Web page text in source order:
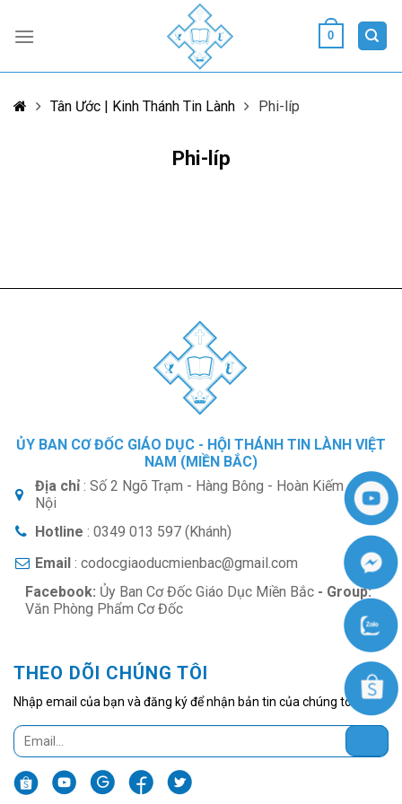
0
Tân Ước | Kinh Thánh Tin Lành Phi-líp
Phi-líp
ỦY BAN CƠ ĐỐC GIÁO DỤC - HỘI THÁNH TIN LÀNH VIỆT
NAM (MIỀN BẮC)
Địa chỉ : Số 2 Ngõ Trạm - Hàng Bông - Hoàn Kiếm - Hà
Nội
Hotline : 0349 013 597 (Khánh)
Email : codocgiaoducmienbac@gmail.com
Facebook: Ủy Ban Cơ Đốc Giáo Dục Miền Bắc- Group:
Văn Phòng Phẩm Cơ Đốc
THEO DÕI CHÚNG TÔI
Nhập email của bạn và đăng ký để nhận bản tin của chúng tôi